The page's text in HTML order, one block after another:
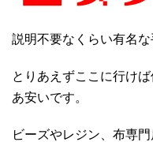
説明不要なくらい有名な
とりあえずここに行け
あ安いです。
ビーズやレジン、布専